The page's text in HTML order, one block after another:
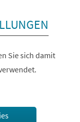
Sie sich damit